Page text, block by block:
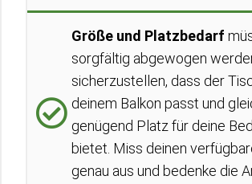
Größe und Platzbedarf
sorgfältig abgewogen
sicherzustellen, dass der
deinem Balkon passt und
genügend Platz für deine
bietet. Miss deinen
genau aus und bedenke die